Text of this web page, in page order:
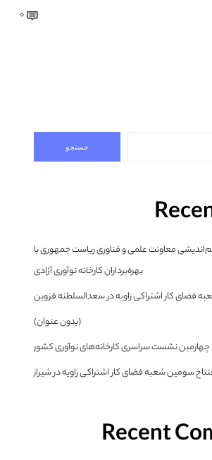
0
جستجو
معاونت علمی و فناوری ریاست جمهوری با
بهره‌برداران کارخانه نوآوری آزادی
فضای کار اشتراکی زاویه در سعدالسلطنه قزوین
(بدون عنوان)
چهارمین نشست سراسری کارخانه‌های نوآوری کشور
سومین شعبه فضای کار اشتراکی زاویه در شیراز
Recent